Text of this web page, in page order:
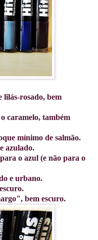
lilás-rosado, bem
caramelo, também
mínimo de salmão.
azulado.
o azul (e não para o
e urbano.
bem escuro.